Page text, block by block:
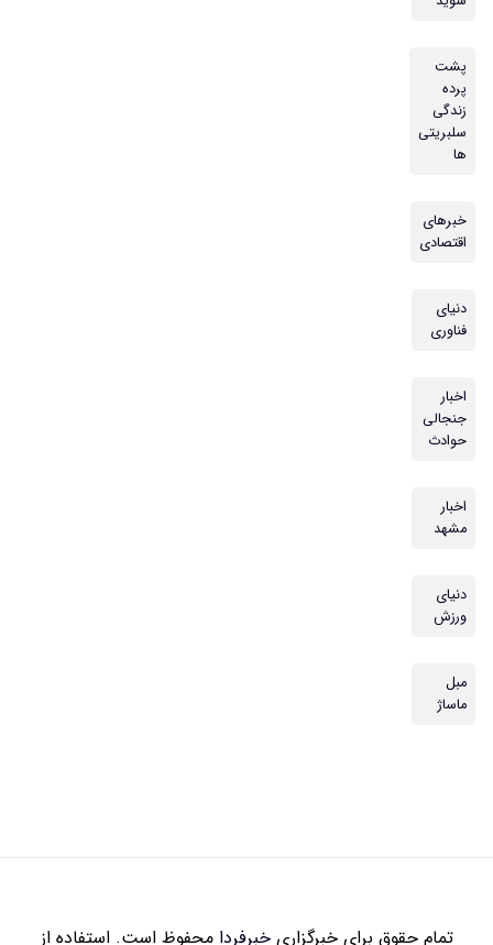
پشت
پرده
زندگی
سلبریتی
ها
خبرهای
اقتصادی
دنیای
فناوری
اخبار
جنجالی
حوادث
اخبار
مشهد
دنیای
ورزش
مبل
ماساژ
تمام حقوق برای خبرگزاریخبرفردامحفوظ است. استفاده از